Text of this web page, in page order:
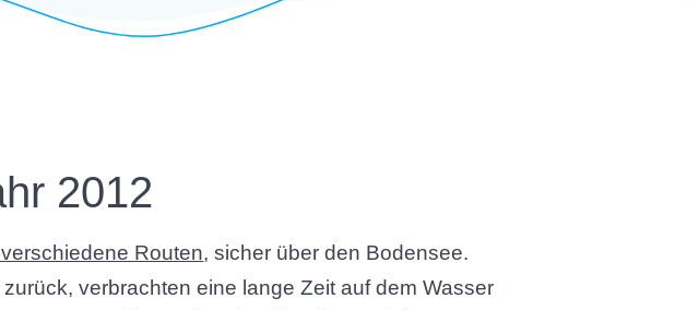
2012
Routen, sicher über den Bodensee.
verbrachten eine lange Zeit auf dem Wasser